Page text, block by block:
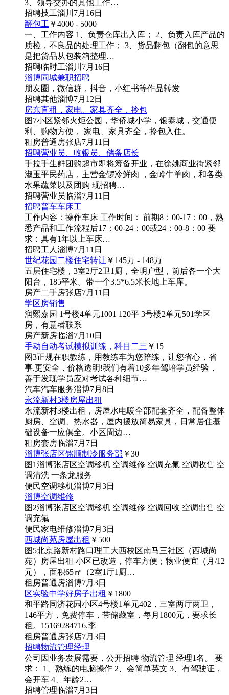
3、领导交办的其他工作…
招聘技工淄川 7月16日
翻包工 ￥4000 - 5000
一、工作内容 1、负责仓库出入库； 2、负责入库产品的
质检，不良品的处理工作； 3、货品翻包（翻包的意思
是把货品从包装箱整理…
招聘临时工淄川 7月16日
淄博同城兼职招聘
朋友圈，微信群，抖音，小红书等作品转发
招聘其他淄博7月12日
房东直租，家电、家具齐全，拎包
图7小区紧邻火炬公园，华侨城小学，银泰城，交通便
利、购物方便， 家电、家具齐全，拎包入住。
租房普通房张店7月11日
招聘营业员、收银员、储备店长
手拉手生鲜团购超市即将筹备开业，在徐姚商业街紧邻
淑玉平民药店，主营金锣冷鲜肉 ，金岭牛羊肉，和各类
水果蔬菜以及团购 现招聘…
招聘营业员临淄7月11日
招聘普车车床工
工作内容：操作车床 工作时间： 前期8：00-17：00，熟
悉产品和工作流程后17：00-24：00或24：00-8：00 要
求：具有1年以上车床…
招聘工人 淄博7月11日
世纪花园二楼住宅转让 ￥145万 - 148万
五层住宅楼，3室2厅2卫1厨，全明户型，前后各一个大
阳台，185平米。带一个3.5*6.5米长地上车库。
房产二手房张店7月11日
学区房销售
润熙嘉园 1号楼4单元1001 120平 3号楼2单元501学区
房，有意者联系
房产新房临淄7月10日
手动自动考试模拟训练，科目二三 ￥15
图3正规在职教练，用教练车为您陪练，让您省心，省
事.更安全，价格透明!我们有着10多年驾培学员经验，
善于发现学员应对考试各种细节…
汽车汽车服务淄博7月8日
永流新村3楼房屋出租
永流新村3楼出租，房屋水电暖全部配套齐全，配备整体
厨房、空调、热水器，屋内摆放简易家具，日常居住基
础设备一应俱全。小区周边…
租房套房临淄7月7日
淄博张店区铭顺制冷服务部 ￥30
图1淄博张店区空调移机 空调维修 空调充氟 空调收售 空
调清洗 一条龙服务
便民空调移机淄博7月3日
淄博空调维修
图2淄博张店区空调移机 空调维修 空调回收 空调出售 空
调充氟
便民家电维修淄博7月3日
西城尚苑房屋出租 ￥500
图5北京路新村路口理工大西校区南马三社区（西城尚
苑）房屋出租 小区已改造，停车方便；物业便宜（月/12
元），面积65㎡（2室1厅1厨…
租房普通房淄博7月3日
区实验中学好房子出租 ￥1800
和平路同济花园小区4号楼1单元402，三室两厅两卫，
146平方，免费停车，带储藏室，每月1800元，要求长
租。15169284716.李
租房普通房张店7月3日
招聘物流管理经理
公司因业务发展需要，公开招聘 物流管理 经理1名。 要
求： 1、熟练的电脑操作 2、会简单英文 3、有驾驶证，
会开车 4、年龄2…
招聘管理临淄7月3日